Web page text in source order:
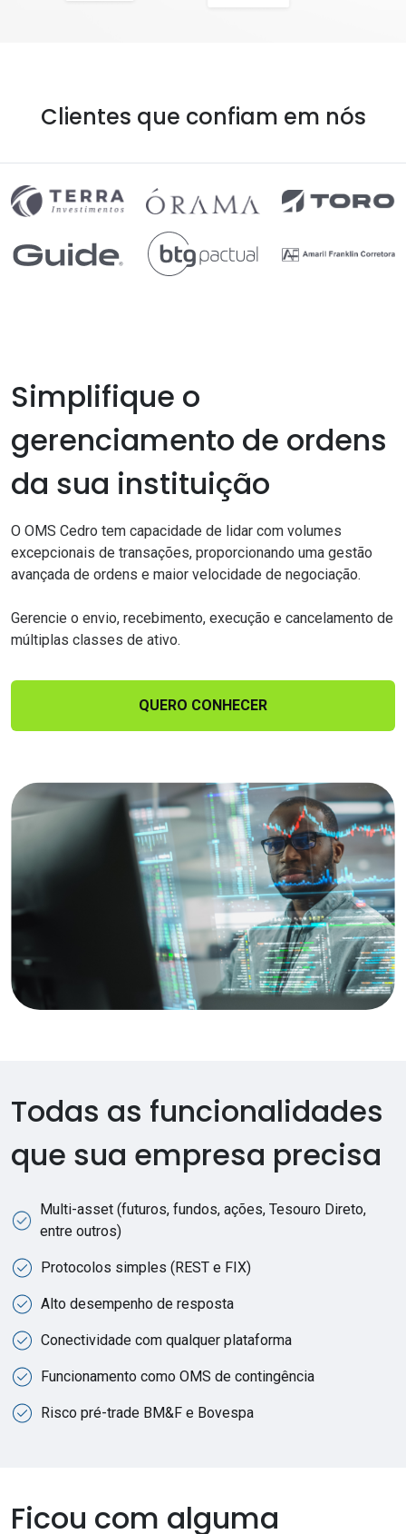
Clientes que confiam em nós
Simplifique o
gerenciamento de ordens
da sua instituição
O OMS Cedro tem capacidade de lidar com volumes
excepcionais de transações, proporcionando uma gestão
avançada de ordens e maior velocidade de negociação.
Gerencie o envio, recebimento, execução e cancelamento de
múltiplas classes de ativo.
QUERO CONHECER
Todas as funcionalidades
que sua empresa precisa
Multi-asset (futuros, fundos, ações, Tesouro Direto,
entre outros)
Protocolos simples (REST e FIX)
Alto desempenho de resposta
Conectividade com qualquer plataforma
Funcionamento como OMS de contingência
Risco pré-trade BM&F e Bovespa
Ficou com alguma